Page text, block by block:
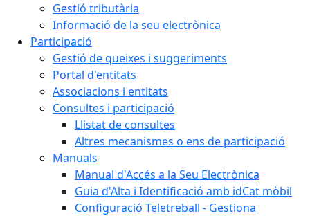
Gestió tributària
Informació de la seu electrònica
Participació
Gestió de queixes i suggeriments
Portal d'entitats
Associacions i entitats
Consultes i participació
Llistat de consultes
Altres mecanismes o ens de participació
Manuals
Manual d'Accés a la Seu Electrònica
Guia d'Alta i Identificació amb idCat mòbil
Configuració Teletreball - Gestiona